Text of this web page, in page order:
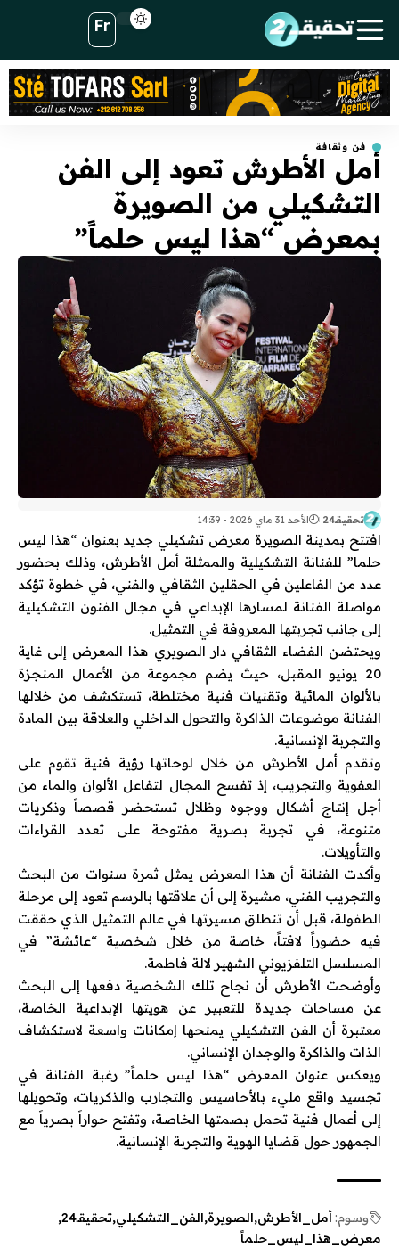
Fr
فن وثقافة
أمل الأطرش تعود إلى الفن
التشكيلي من الصويرة
بمعرض “هذا ليس حلماً”
تحقيقـ24 الأحد 31 ماي 2026 - 14:39
افتتح بمدينة الصويرة معرض تشكيلي جديد بعنوان “هذا ليس
حلما” للفنانة التشكيلية والممثلة أمل الأطرش، وذلك بحضور
عدد من الفاعلين في الحقلين الثقافي والفني، في خطوة تؤكد
مواصلة الفنانة لمسارها الإبداعي في مجال الفنون التشكيلية
إلى جانب تجربتها المعروفة في التمثيل.
ويحتضن الفضاء الثقافي دار الصويري هذا المعرض إلى غاية
20 يونيو المقبل، حيث يضم مجموعة من الأعمال المنجزة
بالألوان المائية وتقنيات فنية مختلطة، تستكشف من خلالها
الفنانة موضوعات الذاكرة والتحول الداخلي والعلاقة بين المادة
والتجربة الإنسانية.
وتقدم أمل الأطرش من خلال لوحاتها رؤية فنية تقوم على
العفوية والتجريب، إذ تفسح المجال لتفاعل الألوان والماء من
أجل إنتاج أشكال ووجوه وظلال تستحضر قصصاً وذكريات
متنوعة، في تجربة بصرية مفتوحة على تعدد القراءات
والتأويلات.
وأكدت الفنانة أن هذا المعرض يمثل ثمرة سنوات من البحث
والتجريب الفني، مشيرة إلى أن علاقتها بالرسم تعود إلى مرحلة
الطفولة، قبل أن تنطلق مسيرتها في عالم التمثيل الذي حققت
فيه حضوراً لافتاً، خاصة من خلال شخصية “عائشة” في
المسلسل التلفزيوني الشهير لالة فاطمة.
وأوضحت الأطرش أن نجاح تلك الشخصية دفعها إلى البحث
عن مساحات جديدة للتعبير عن هويتها الإبداعية الخاصة،
معتبرة أن الفن التشكيلي يمنحها إمكانات واسعة لاستكشاف
الذات والذاكرة والوجدان الإنساني.
ويعكس عنوان المعرض “هذا ليس حلماً” رغبة الفنانة في
تجسيد واقع مليء بالأحاسيس والتجارب والذكريات، وتحويلها
إلى أعمال فنية تحمل بصمتها الخاصة، وتفتح حواراً بصرياً مع
الجمهور حول قضايا الهوية والتجربة الإنسانية.
وسوم:أمل_الأطرش الصويرة الفن_التشكيلي تحقيقـ24
معرض_هذا_ليس_حلماً